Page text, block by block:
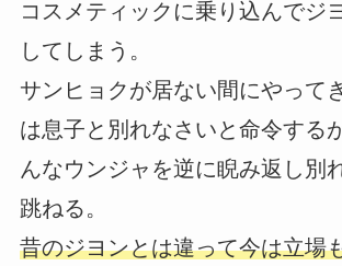
コスメティックに乗り込んでジ
してしまう。
サンヒョクが居ない間にやって
は息子と別れなさいと命令する
んなウンジャを逆に睨み返し別
跳ねる。
昔のジヨンとは違って今は立場